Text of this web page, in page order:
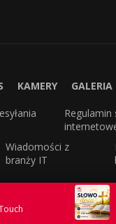
KAMERY GALERIA
Regulamin
Wiadomości z
branży IT